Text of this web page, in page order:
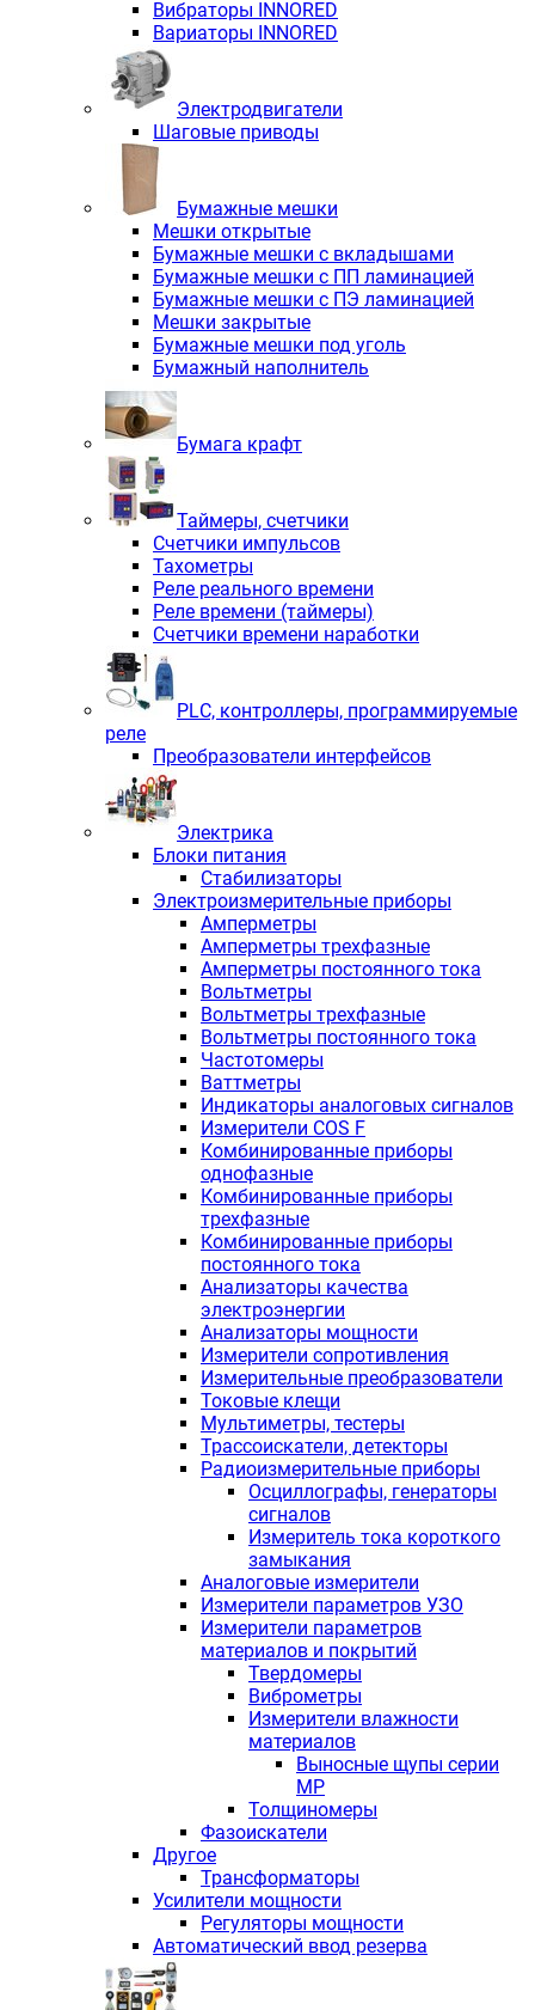
Вибраторы INNORED
Вариаторы INNORED
Электродвигатели
Шаговые приводы
Бумажные мешки
Мешки открытые
Бумажные мешки с вкладышами
Бумажные мешки с ПП ламинацией
Бумажные мешки с ПЭ ламинацией
Мешки закрытые
Бумажные мешки под уголь
Бумажный наполнитель
Бумага крафт
Таймеры, счетчики
Счетчики импульсов
Тахометры
Реле реального времени
Реле времени (таймеры)
Счетчики времени наработки
PLС, контроллеры, программируемые
реле
Преобразователи интерфейсов
Электрика
Блоки питания
Стабилизаторы
Электроизмерительные приборы
Амперметры
Амперметры трехфазные
Амперметры постоянного тока
Вольтметры
Вольтметры трехфазные
Вольтметры постоянного тока
Частотомеры
Ваттметры
Индикаторы аналоговых сигналов
Измерители COS F
Комбинированные приборы
однофазные
Комбинированные приборы
трехфазные
Комбинированные приборы
постоянного тока
Анализаторы качества
электроэнергии
Анализаторы мощности
Измерители сопротивления
Измерительные преобразователи
Токовые клещи
Мультиметры, тестеры
Трассоискатели, детекторы
Радиоизмерительные приборы
Осциллографы, генераторы
сигналов
Измеритель тока короткого
замыкания
Аналоговые измерители
Измерители параметров УЗО
Измерители параметров
материалов и покрытий
Твердомеры
Виброметры
Измерители влажности
материалов
Выносные щупы серии
МР
Толщиномеры
Фазоискатели
Другое
Трансформаторы
Усилители мощности
Регуляторы мощности
Автоматический ввод резерва